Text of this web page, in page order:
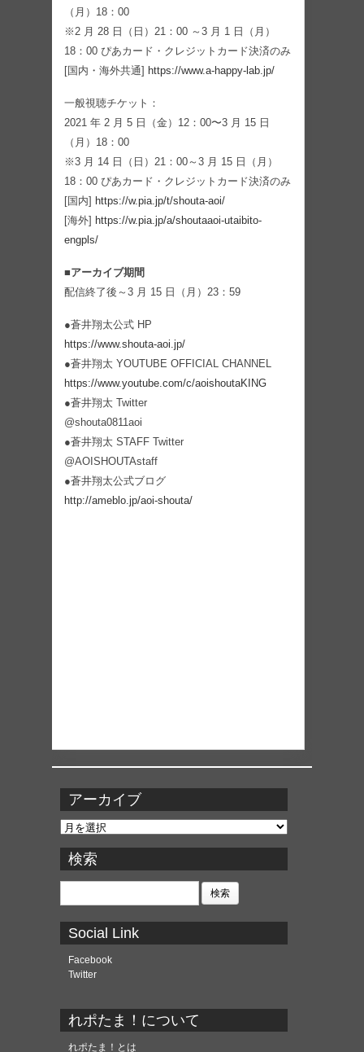
（月）18：00
※2 月 28 日（日）21：00 ～3 月 1 日（月）
18：00 ぴあカード・クレジットカード決済のみ
[国内・海外共通] https://www.a-happy-lab.jp/
一般視聴チケット：
2021 年 2 月 5 日（金）12：00〜3 月 15 日
（月）18：00
※3 月 14 日（日）21：00～3 月 15 日（月）
18：00 ぴあカード・クレジットカード決済のみ
[国内] https://w.pia.jp/t/shouta-aoi/
[海外] https://w.pia.jp/a/shoutaaoi-utaibito-
engpls/
■アーカイブ期間
配信終了後～3 月 15 日（月）23：59
●蒼井翔太公式 HP
https://www.shouta-aoi.jp/
●蒼井翔太 YOUTUBE OFFICIAL CHANNEL
https://www.youtube.com/c/aoishoutaKING
●蒼井翔太 Twitter
@shouta0811aoi
●蒼井翔太 STAFF Twitter
@AOISHOUTAstaff
●蒼井翔太公式ブログ
http://ameblo.jp/aoi-shouta/
アーカイブ
ア
カ
イ
ブ
検索
検
Social Link
Facebook
Twitter
れポたま！について
れポたま！とは